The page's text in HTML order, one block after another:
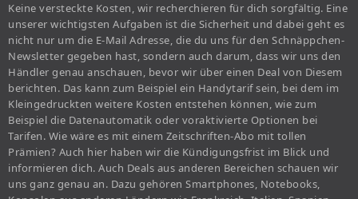
Keine versteckte Kosten, wir recherchieren für dich sorgfältig. Eine
unserer wichtigsten Aufgaben ist die Sicherheit und dabei geht es
nicht nur um die E-Mail Adresse, die du uns für den Schnäppchen-
Newsletter gegeben hast, sondern auch darum, dass wir uns den
Händler genau anschauen, bevor wir über einen Deal von Diesem
berichten. Das kann zum Beispiel ein Handytarif sein, bei dem im
Kleingedruckten weitere Kosten entstehen können, wie zum
Beispiel die Datenautomatik oder voraktivierte Optionen bei
Tarifen. Wie wäre es mit einem Zeitschriften-Abo mit tollen
Prämien? Auch hier haben wir die Kündigungsfrist im Blick und
informieren dich. Auch Deals aus anderen Bereichen schauen wir
uns ganz genau an. Dazu gehören Smartphones, Notebooks,